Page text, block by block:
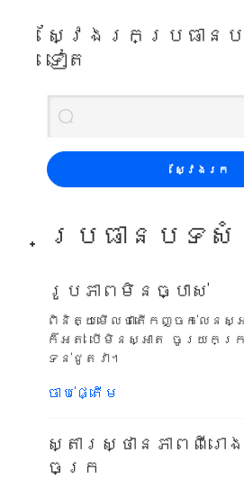
ស្វែងរកប្រធាន
ទៀត
ស្វែងរក
ប្រធានបទសំ
រូបភាពមិនច្បាស់
ពិនិត្យមើលថាតើកញ្ចក់លេនស្
ក៏អត់ បើមិនស្អាត ចូរយកក្រ
ទន់ជូតវា។
ចាប់ផ្តើម
ស្តារស្ថានភាពពីរោង
ចក្រ